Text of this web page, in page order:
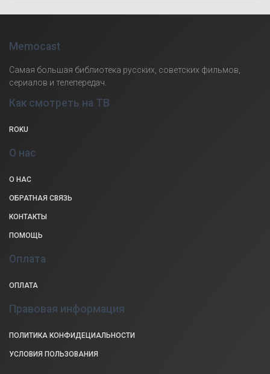
Memocast
Самая большая библиотека русских, советских фильмов,
сериалов и телепередач.
Как смотреть на ТВ
ROKU
О нас
О НАС
ОБРАТНАЯ СВЯЗЬ
КОНТАКТЫ
ПОМОЩЬ
Оплата
ОПЛАТА
Правовая информация
ПОЛИТИКА КОНФИДЕЦИАЛЬНОСТИ
УСЛОВИЯ ПОЛЬЗОВАНИЯ